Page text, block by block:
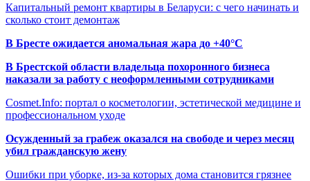
Капитальный ремонт квартиры в Беларуси: с чего начинать и
сколько стоит демонтаж
В Бресте ожидается аномальная жара до +40°C
В Брестской области владельца похоронного бизнеса
наказали за работу с неоформленными сотрудниками
Cosmet.Info: портал о косметологии, эстетической медицине и
профессиональном уходе
Осужденный за грабеж оказался на свободе и через месяц
убил гражданскую жену
Ошибки при уборке, из-за которых дома становится грязнее